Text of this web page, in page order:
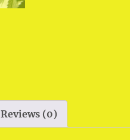
Reviews (0)